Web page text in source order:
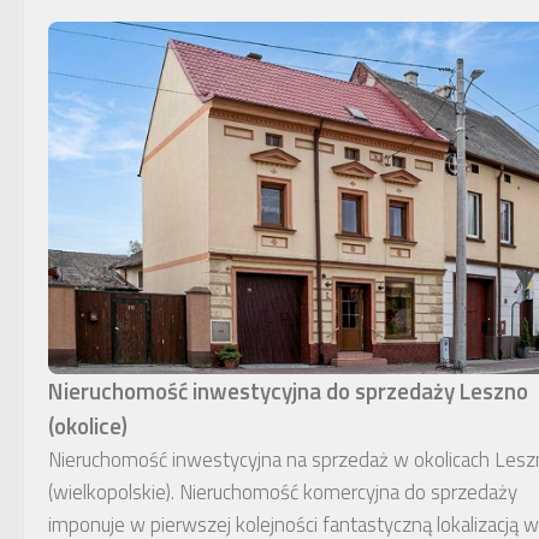
Nieruchomość inwestycyjna do sprzedaży Leszno
(okolice)
Nieruchomość inwestycyjna na sprzedaż w okolicach
(wielkopolskie). Nieruchomość komercyjna do sprzedaży
imponuje w pierwszej kolejności fantastyczną lokalizacją w